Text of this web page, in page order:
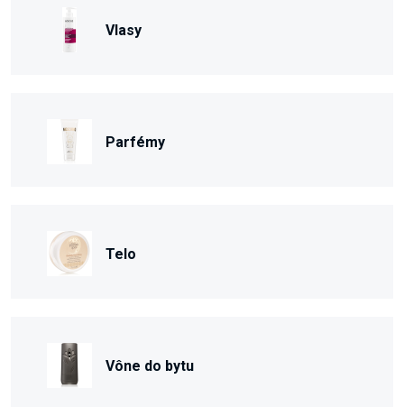
Vlasy
Parfémy
Telo
Vône do bytu